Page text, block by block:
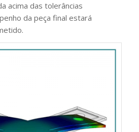
acima das tolerâncias
da peça final estará